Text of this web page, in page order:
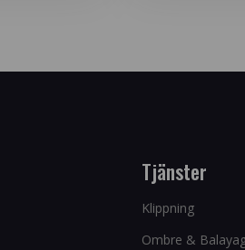
Tjänster
Klippning
Ombre &